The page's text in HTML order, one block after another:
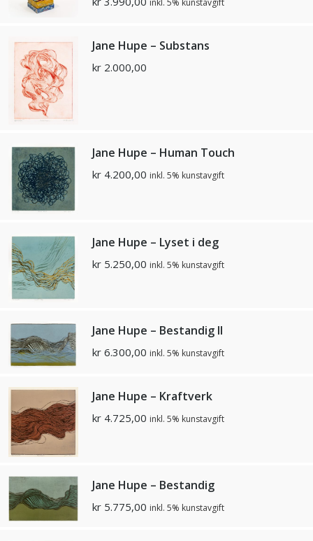
inkl. 5% kunstavgift
Jane Hupe – Substans
kr 2.000,00
Jane Hupe – Human Touch
kr 4.200,00 inkl. 5% kunstavgift
Jane Hupe – Lyset i deg
kr 5.250,00 inkl. 5% kunstavgift
Jane Hupe – Bestandig II
kr 6.300,00 inkl. 5% kunstavgift
Jane Hupe – Kraftverk
kr 4.725,00 inkl. 5% kunstavgift
Jane Hupe – Bestandig
kr 5.775,00 inkl. 5% kunstavgift